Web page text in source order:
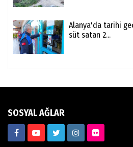
Alanya'da tarihi
süt satan 2...
SOSYAL AĞLAR